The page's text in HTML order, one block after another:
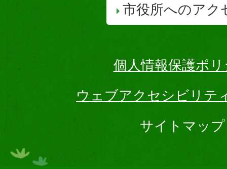
市役所へのアク
個人情報保護ポ
ウェブアクセシビリテ
サイトマップ